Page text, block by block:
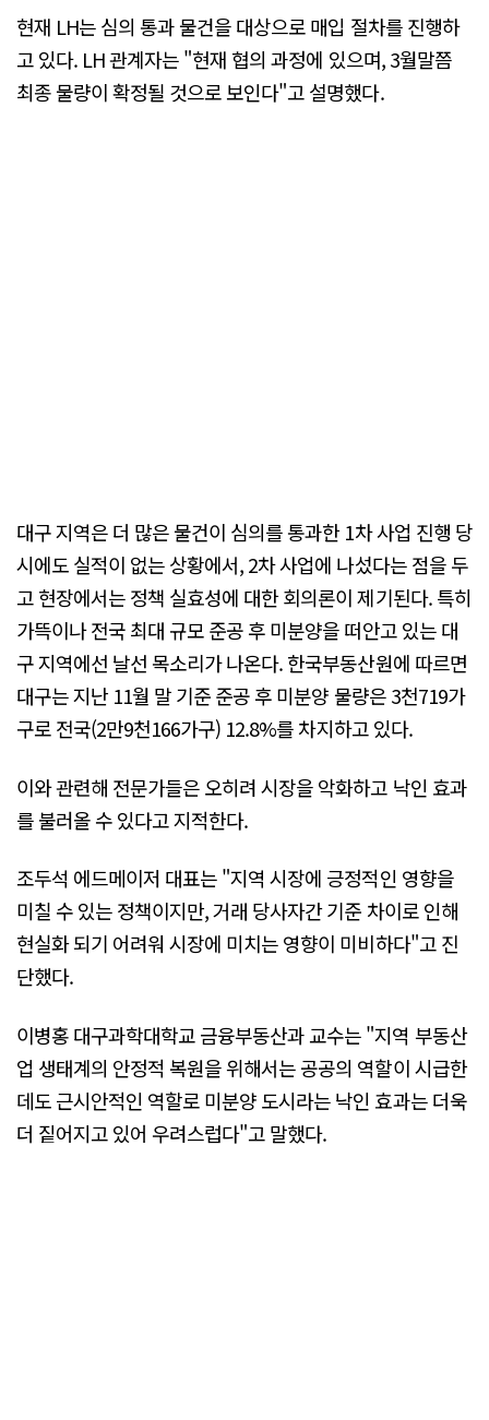
현재 LH는 심의 통과 물건을 대상으로 매입 절차를 진행하
고 있다. LH 관계자는 "현재 협의 과정에 있으며, 3월말쯤
최종 물량이 확정될 것으로 보인다"고 설명했다.
대구 지역은 더 많은 물건이 심의를 통과한 1차 사업 진행 당
시에도 실적이 없는 상황에서, 2차 사업에 나섰다는 점을 두
고 현장에서는 정책 실효성에 대한 회의론이 제기된다. 특히
가뜩이나 전국 최대 규모 준공 후 미분양을 떠안고 있는 대
구 지역에선 날선 목소리가 나온다. 한국부동산원에 따르면
대구는 지난 11월 말 기준 준공 후 미분양 물량은 3천719가
구로 전국(2만9천166가구) 12.8%를 차지하고 있다.
이와 관련해 전문가들은 오히려 시장을 악화하고 낙인 효과
를 불러올 수 있다고 지적한다.
조두석 에드메이저 대표는 "지역 시장에 긍정적인 영향을
미칠 수 있는 정책이지만, 거래 당사자간 기준 차이로 인해
현실화 되기 어려워 시장에 미치는 영향이 미비하다"고 진
단했다.
이병홍 대구과학대학교 금융부동산과 교수는 "지역 부동산
업 생태계의 안정적 복원을 위해서는 공공의 역할이 시급한
데도 근시안적인 역할로 미분양 도시라는 낙인 효과는 더욱
더 짙어지고 있어 우려스럽다"고 말했다.